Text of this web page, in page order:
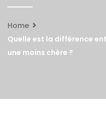
Home
Quelle est la différence
une moins chère ?